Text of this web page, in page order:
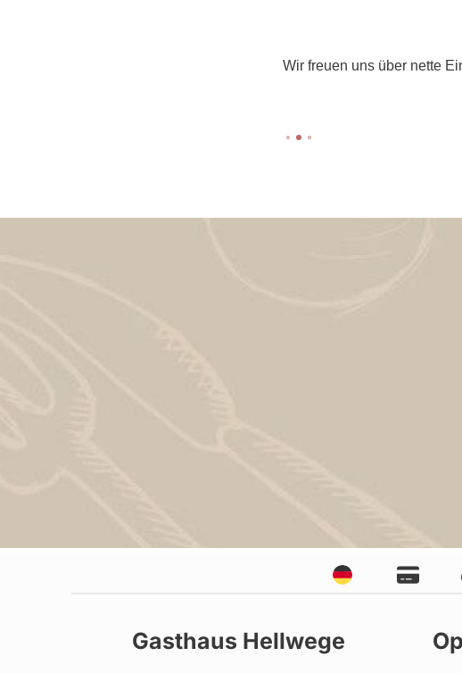
Wir freuen uns über nette
Gasthaus Hellwege